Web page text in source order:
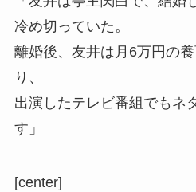
冷め切っていた。
離婚後、友井は月6万円の
り、
出演したテレビ番組でもネ
す」
[center]